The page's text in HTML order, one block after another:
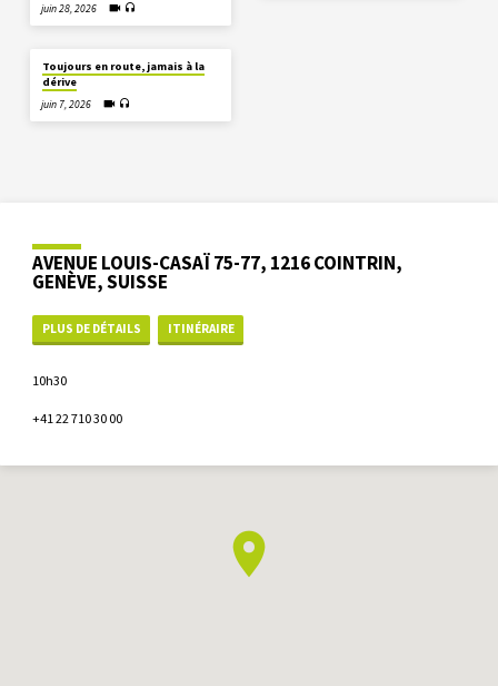
juin 28, 2026
Toujours en route, jamais à la
dérive
juin 7, 2026
AVENUE LOUIS-CASAÏ 75-77, 1216 COINTRIN,
GENÈVE, SUISSE
PLUS DE DÉTAILS ITINÉRAIRE
10h30
+41 22 710 30 00